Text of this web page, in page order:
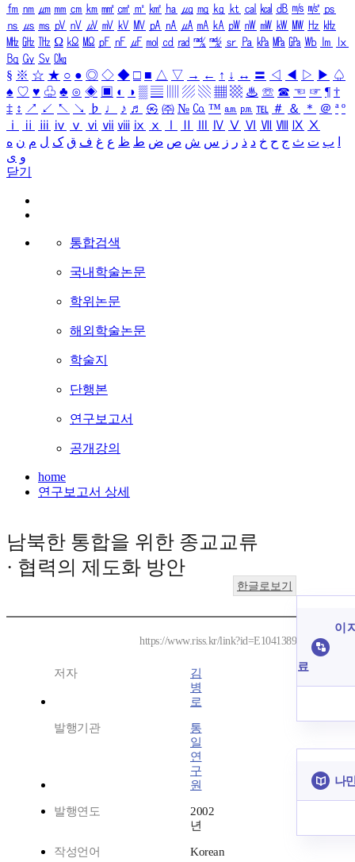
㎙ ㎚ ㎛ ㎜ ㎝ ㎞ ㎟ ㎠ ㎡ ㎢ ㏊ ㎍ ㎎ ㎏ ㏏ ㎈ ㎉ ㏈ ㎧ ㎨ ㎰
㎱ ㎲ ㎳ ㎴ ㎵ ㎶ ㎷ ㎸ ㎹ ㎀ ㎁ ㎂ ㎃ ㎄ ㎺ ㎻ ㎽ ㎾ ㎿ ㎐ ㎑
㎒ ㎓ ㎔ Ω ㏀ ㏁ ㎊ ㎋ ㎌ ㏖ ㏅ ㎭ ㎮ ㎯ ㏛ ㎩ ㎪ ㎫ ㎬ ㏝ ㏐
㏓
㏃ ㏉ ㏜ ㏆
§ ※ ☆ ★ ○ ● ◎ ◇ ◆ □ ■ △ ▽ → ← ↑ ↓ ↔ 〓 ◁ ◀ ▷ ▶ ♤
♠ ♡ ♥ ♧ ♣ ⊙ ◈ ▣ ◐ ◑ ▒ ▤ ▨ ▧ ▦ ▩ ♨ ☏ ☎ ☜ ☞ ¶ †
‡ ↕ ↗ ↙ ↖ ↘ ♭ ♩ ♪ ♬ ㉿ ㈜ № ㏇ ™ ㏂ ㏘ ℡ ＃ ＆ ＊ ＠ ª º
ⅰ
ⅱ ⅲ ⅳ ⅴ ⅵ ⅶ ⅷ ⅸ ⅹ Ⅳ Ⅴ Ⅵ Ⅶ Ⅷ Ⅸ Ⅹ
ب ت ث ج ح خ د ذ ر ز س ش ص ض ط ظ ع غ ف ق ک ل م ن ه
و ی
닫기
통합검색
국내학술논문
학위논문
해외학술논문
학술지
단행본
연구보고서
공개강의
home
연구보고서 상세
남북한 통합을 위한 종교교류
· 협력의 제도화 방안
한글로보기
https://www.riss.kr/link?id=E1041389
저자
김
병
로
발행기관
통
일
연
구
원
발행연도
2002
년
작성언어 Korean
이
료
나